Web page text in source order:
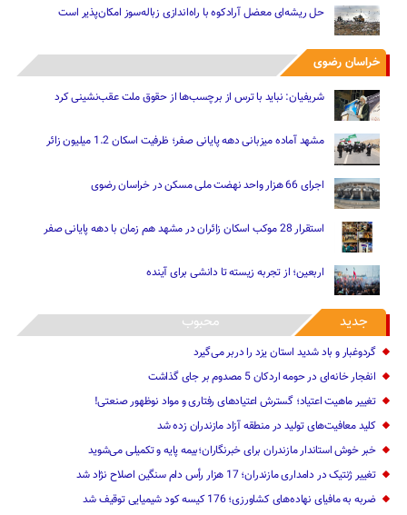
حل ریشه‌ای معضل آرادکوه با راه‌اندازی زباله‌سوز امکان‌پذیر است
خراسان رضوی
شریفیان: نباید با ترس از برچسب‌ها از حقوق ملت عقب‌نشینی کرد
مشهد آماده میزبانی دهه پایانی صفر؛ ظرفیت اسکان 1.2 میلیون زائر
اجرای 66 هزار واحد نهضت ملی مسکن در خراسان رضوی
استقرار 28 موکب اسکان زائران در مشهد هم زمان با دهه پایانی صفر
اربعین؛ از تجربه زیسته تا دانشی برای آینده
جدید محبوب
گردوغبار و باد شدید استان یزد را دربر می‌گیرد
انفجار خانه‌ای در حومه اردکان 5 مصدوم بر جای گذاشت
تغییر ماهیت ‌اعتیاد؛ گسترش اعتیادهای رفتاری و مواد نوظهور صنعتی!
کلید معافیت‌های تولید در منطقه آزاد مازندران زده شد
خبر خوش استاندار مازندران برای خبرنگاران؛‌بیمه پایه و ‌تکمیلی می‌شوید
تغییر ژنتیک‌ در دامداری مازندران؛ 17 هزار رأس دام سنگین ‌اصلاح نژاد شد
ضربه ‌به مافیای نهاده‌های کشاورزی؛ 176 کیسه کود شیمیایی توقیف شد